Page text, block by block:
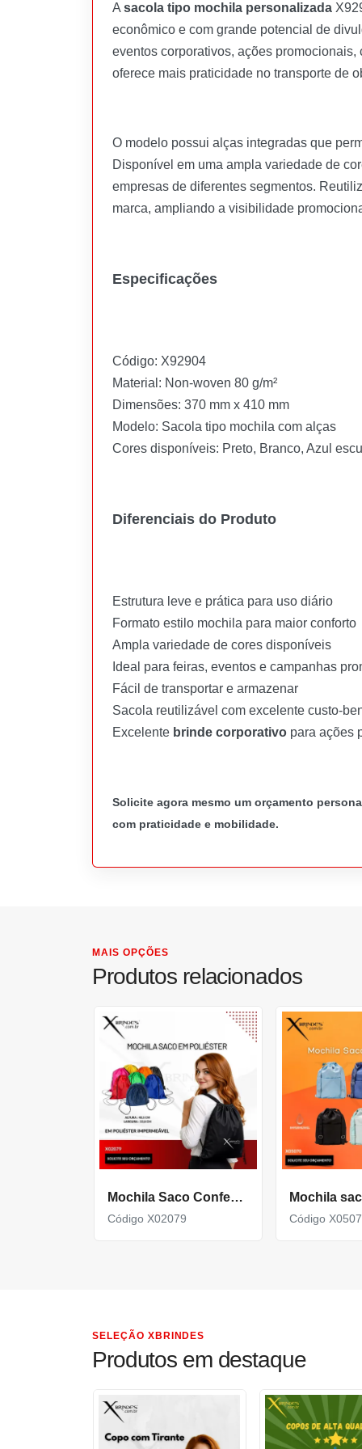
A sacola tipo mochila personalizada
econômico e com grande potencial de
eventos corporativos, ações
oferece mais praticidade no transporte de
O modelo possui alças integradas que
Disponível em uma ampla variedade de
empresas de diferentes segmentos.
marca, ampliando a visibilidade
Especificações
Código: X92904
Material: Non-woven 80 g/m²
Dimensões: 370 mm x 410 mm
Modelo: Sacola tipo mochila com alças
Cores disponíveis: Preto, Branco, Azul
Diferenciais do Produto
Estrutura leve e prática para uso diário
Formato estilo mochila para maior conforto
Ampla variedade de cores disponíveis
Ideal para feiras, eventos e campanhas
Fácil de transportar e armazenar
Sacola reutilizável com excelente custo-
Excelente brinde corporativo para ações
Solicite agora mesmo um orçamento
com praticidade e mobilidade.
MAIS OPÇÕES
Produtos relacionados
Mochila Saco Confeccionada em Poliéster impermeável X02079
Código X02079 Código
SELEÇÃO XBRINDES
Produtos em destaque